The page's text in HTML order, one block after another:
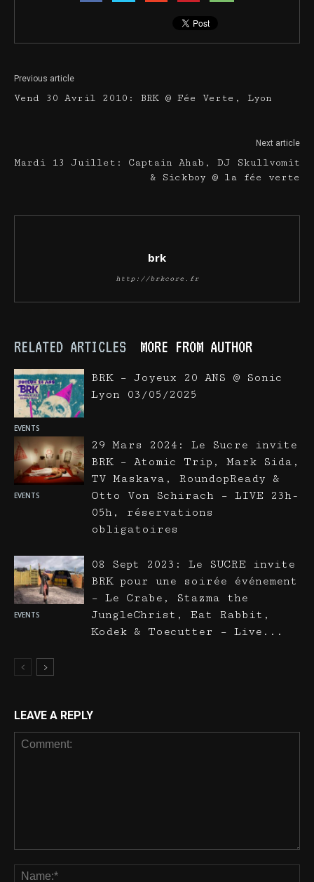
Previous article
Vend 30 Avril 2010: BRK @ Fée Verte, Lyon
Next article
Mardi 13 Juillet: Captain Ahab, DJ Skullvomit
& Sickboy @ la fée verte
brk
http://brkcore.fr
RELATED ARTICLES MORE FROM AUTHOR
EVENTS
BRK – Joyeux 20 ANS @ Sonic
Lyon 03/05/2025
EVENTS
29 Mars 2024: Le Sucre invite
BRK – Atomic Trip, Mark Sida,
TV Maskava, RoundopReady &
Otto Von Schirach – LIVE 23h-
05h, réservations
obligatoires
EVENTS
08 Sept 2023: Le SUCRE invite
BRK pour une soirée événement
– Le Crabe, Stazma the
JungleChrist, Eat Rabbit,
Kodek & Toecutter – Live...
LEAVE A REPLY